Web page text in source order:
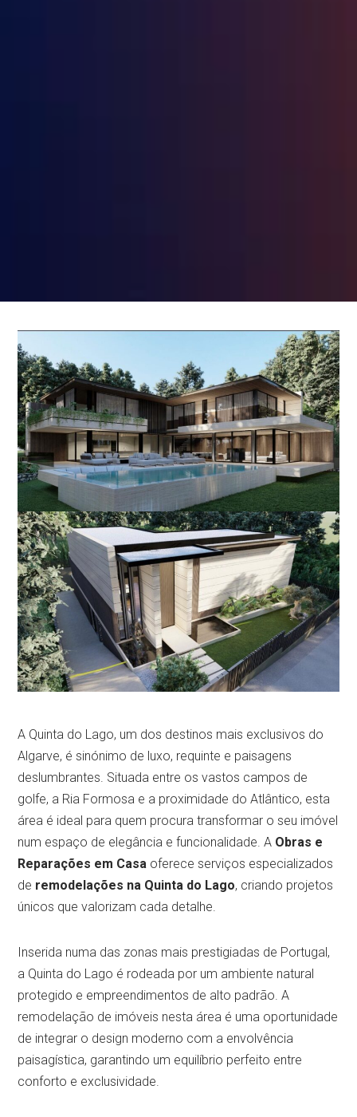
A Quinta do Lago, um dos destinos mais exclusivos do
Algarve, é sinónimo de luxo, requinte e paisagens
deslumbrantes. Situada entre os vastos campos de
golfe, a Ria Formosa e a proximidade do Atlântico, esta
área é ideal para quem procura transformar o seu imóvel
num espaço de elegância e funcionalidade. A Obras e
Reparações em Casa oferece serviços especializados
de remodelações na Quinta do Lago, criando projetos
únicos que valorizam cada detalhe.
Inserida numa das zonas mais prestigiadas de Portugal,
a Quinta do Lago é rodeada por um ambiente natural
protegido e empreendimentos de alto padrão. A
remodelação de imóveis nesta área é uma oportunidade
de integrar o design moderno com a envolvência
paisagística, garantindo um equilíbrio perfeito entre
conforto e exclusividade.